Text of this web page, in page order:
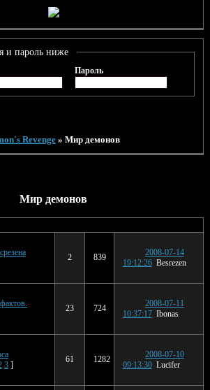
и пароль ниже
Пароль
Revenge » Мир демонов
Мир демонов
2 839
2008-07-14
19:12:26 Besrezen
23 724
2008-07-11
10:37:17 Ibonas
3 ]
61 1282
2008-07-10
09:13:30 Lucifer